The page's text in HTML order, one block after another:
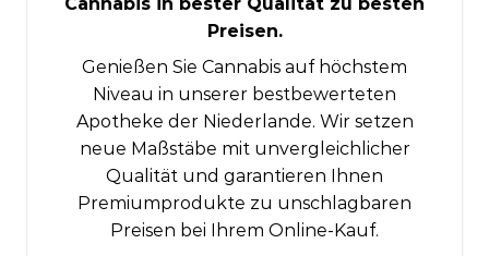
Preisen.
Genießen Sie Cannabis auf höchstem
Niveau in unserer bestbewerteten
Apotheke der Niederlande. Wir setzen
neue Maßstäbe mit unvergleichlicher
Qualität und garantieren Ihnen
Premiumprodukte zu unschlagbaren
Preisen bei Ihrem Online-Kauf.